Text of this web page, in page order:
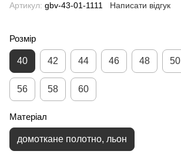
Артикул: gbv-43-01-1111 Написати відгук
Розмір
40 42 44 46 48 50
56 58 60
Матеріал
домоткане полотно, льон